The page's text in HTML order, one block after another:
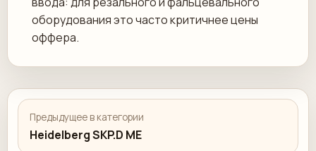
оборудования это часто критичнее цены
оффера.
Предыдущее в категории
Heidelberg SKP.D ME